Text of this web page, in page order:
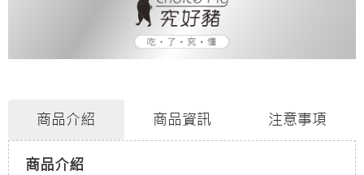
商品介紹 商品資訊 注意事項
商品介紹